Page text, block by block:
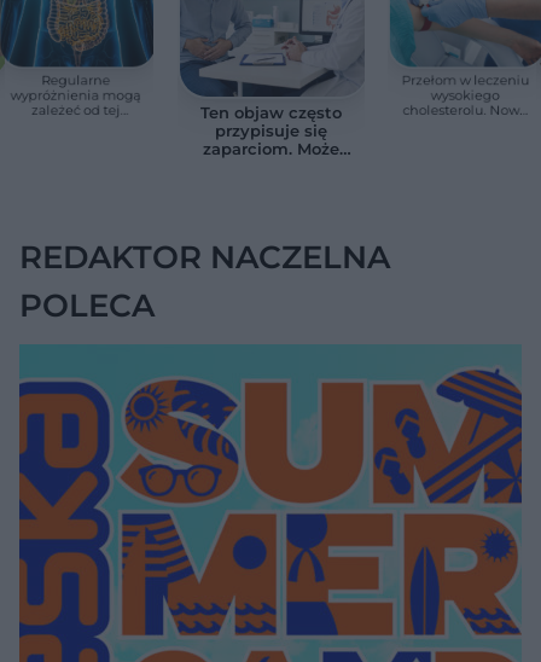
Regularne
wypróżnienia mogą
zależeć od tej
Ten objaw często
przypisuje się
zaparciom. Może
Przełom w leczeniu
wysokiego
cholesterolu. Nowa
REDAKTOR NACZELNA
POLECA